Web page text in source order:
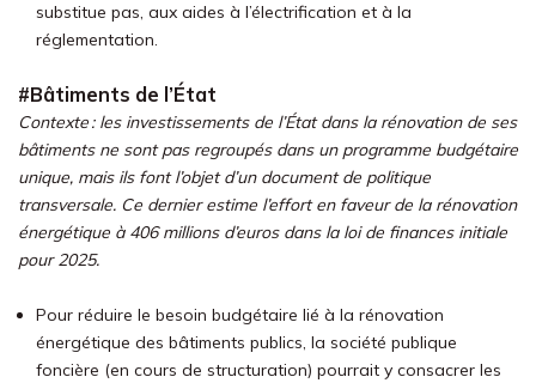
substitue pas, aux aides à l’électrification et à la
réglementation.
#Bâtiments de l’État
Contexte : les investissements de l’État dans la rénovation de ses
bâtiments ne sont pas regroupés dans un programme budgétaire
unique, mais ils font l’objet d’un document de politique
transversale. Ce dernier estime l’effort en faveur de la rénovation
énergétique à 406 millions d’euros dans la loi de finances initiale
pour 2025.
Pour réduire le besoin budgétaire lié à la rénovation
énergétique des bâtiments publics, la société publique
foncière (en cours de structuration) pourrait y consacrer les